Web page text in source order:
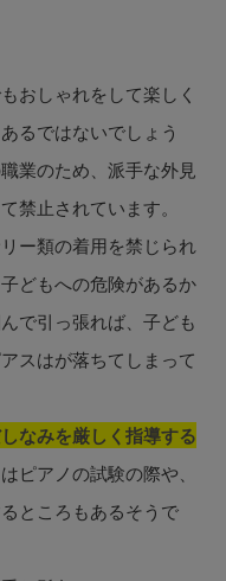
おしゃれをして楽しく
るではないでしょう
業のため、派手な外見
禁止されています。
ー類の着用を禁じられ
どもへの危険があるか
で引っ張れば、子ども
スはが落ちてしまって
なみを厳しく指導する
ピアノの試験の際や、
ところもあるそうで